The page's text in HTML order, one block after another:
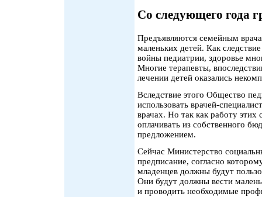
Со следующего года
Предъявляются семейным
маленьких детей. Как
войны педиатрии, здоровье
Многие терапевты,
лечении детей оказались
Вследствие этого Общество
использовать врачей-
врачах. Но так как работу
оплачивать из собственного
предложением.
Сейчас Министерство
предписание, согласно
младенцев должны будут
Они будут должны вести
и проводить необходимые